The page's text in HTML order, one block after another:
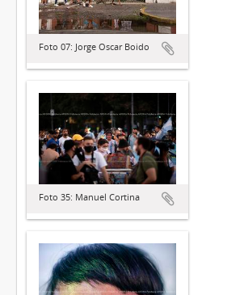
Foto 07: Jorge Oscar Boido
Foto 35: Manuel Cortina